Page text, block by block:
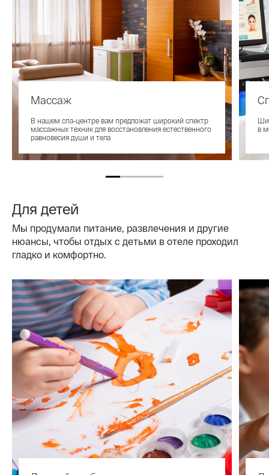
Массаж
В нашем спа-центре вам предложат широкий спектр
массажных техник для восстановления естественного
равновесия души и тела
в
Для детей
Мы продумали питание, развлечения и другие
нюансы, чтобы отдых с детьми в отеле проходил
гладко и комфортно.